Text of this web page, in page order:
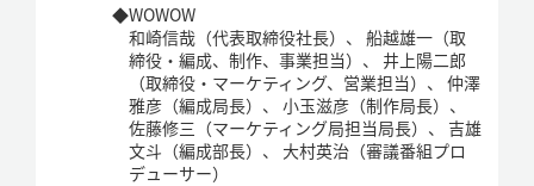
◆WOWOW
和崎信哉（代表取締役社長）、 船越雄一（取
締役・編成、制作、事業担当）、 井上陽二郎
（取締役・マーケティング、営業担当）、 仲澤
雅彦（編成局長）、 小玉滋彦（制作局長）、
佐藤修三（マーケティング局担当局長）、 吉雄
文斗（編成部長）、 大村英治（審議番組プロ
デューサー）